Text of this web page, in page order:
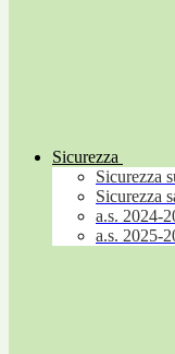
Sicurezza
Sicurezza
Sicurezza
a.s. 2024-
a.s. 2025-